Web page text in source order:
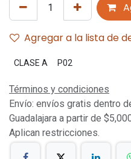
Agregar a la lista de
CLASE A P02
Términos y condiciones
Envío: envíos gratis dentro
Guadalajara a partir de
Aplican restricciones.